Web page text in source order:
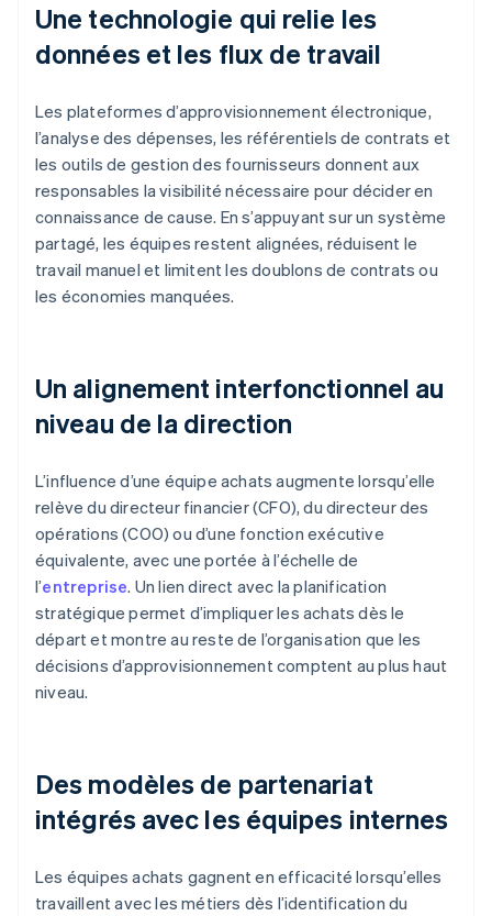
Une technologie qui relie les
données et les flux de travail
Les plateformes d’approvisionnement électronique,
l’analyse des dépenses, les référentiels de contrats et
les outils de gestion des fournisseurs donnent aux
responsables la visibilité nécessaire pour décider en
connaissance de cause. En s’appuyant sur un système
partagé, les équipes restent alignées, réduisent le
travail manuel et limitent les doublons de contrats ou
les économies manquées.
Un alignement interfonctionnel au
niveau de la direction
L’influence d’une équipe achats augmente lorsqu’elle
relève du directeur financier (CFO), du directeur des
opérations (COO) ou d’une fonction exécutive
équivalente, avec une portée à l’échelle de
l’entreprise. Un lien direct avec la planification
stratégique permet d’impliquer les achats dès le
départ et montre au reste de l’organisation que les
décisions d’approvisionnement comptent au plus haut
niveau.
Des modèles de partenariat
intégrés avec les équipes internes
Les équipes achats gagnent en efficacité lorsqu’elles
travaillent avec les métiers dès l’identification du